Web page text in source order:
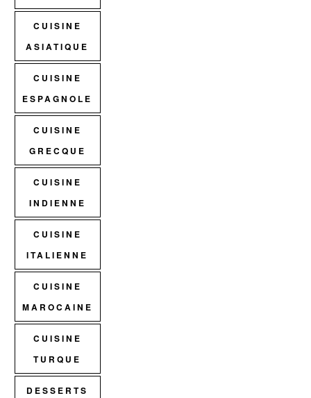
CUISINE
ASIATIQUE
CUISINE
ESPAGNOLE
CUISINE
GRECQUE
CUISINE
INDIENNE
CUISINE
ITALIENNE
CUISINE
MAROCAINE
CUISINE
TURQUE
DESSERTS